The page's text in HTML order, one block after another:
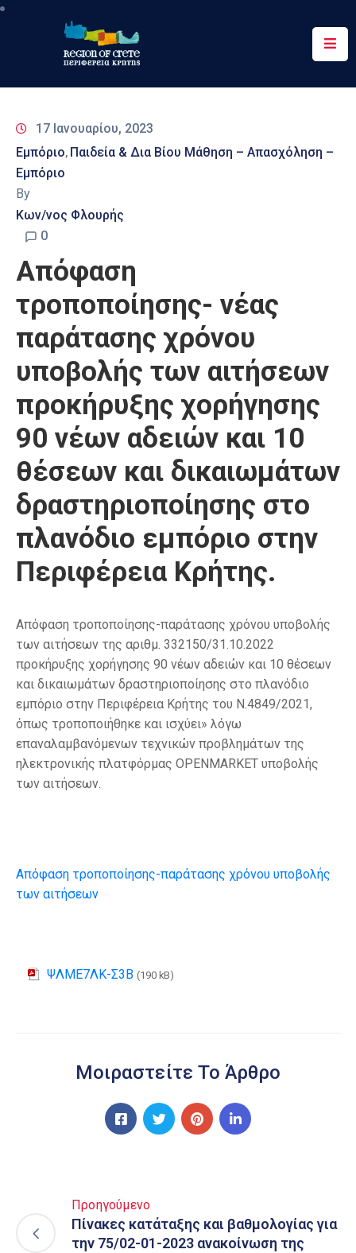
Περιφέρεια
&
Δράσεις
Ψηφιακές
Υπηρεσίες
Επικοινωνία
17 Ιανουαρίου, 2023
Εμπόριο‚ Παιδεία & Δια Βίου Μάθηση – Απασχόληση –
Εμπόριο
By
Κων/νος Φλουρής
0
Απόφαση
τροποποίησης- νέας
παράτασης χρόνου
υποβολής των αιτήσεων
προκήρυξης χορήγησης
90 νέων αδειών και 10
θέσεων και δικαιωμάτων
δραστηριοποίησης στο
πλανόδιο εμπόριο στην
Περιφέρεια Κρήτης.
Απόφαση τροποποίησης-παράτασης χρόνου υποβολής
των αιτήσεων της αριθμ. 332150/31.10.2022
προκήρυξης χορήγησης 90 νέων αδειών και 10 θέσεων
και δικαιωμάτων δραστηριοποίησης στο πλανόδιο
εμπόριο στην Περιφέρεια Κρήτης του Ν.4849/2021,
όπως τροποποιήθηκε και ισχύει» λόγω
επαναλαμβανόμενων τεχνικών προβλημάτων της
ηλεκτρονικής πλατφόρμας OPENMARKET υποβολής
των αιτήσεων.
Απόφαση τροποποίησης-παράτασης χρόνου υποβολής
των αιτήσεων
ΨΛΜΕ7ΛΚ-Σ3Β (190 kB)
Μοιραστείτε Το Άρθρο
Προηγούμενο
Πίνακες κατάταξης και βαθμολογίας για
την 75/02-01-2023 ανακοίνωση της